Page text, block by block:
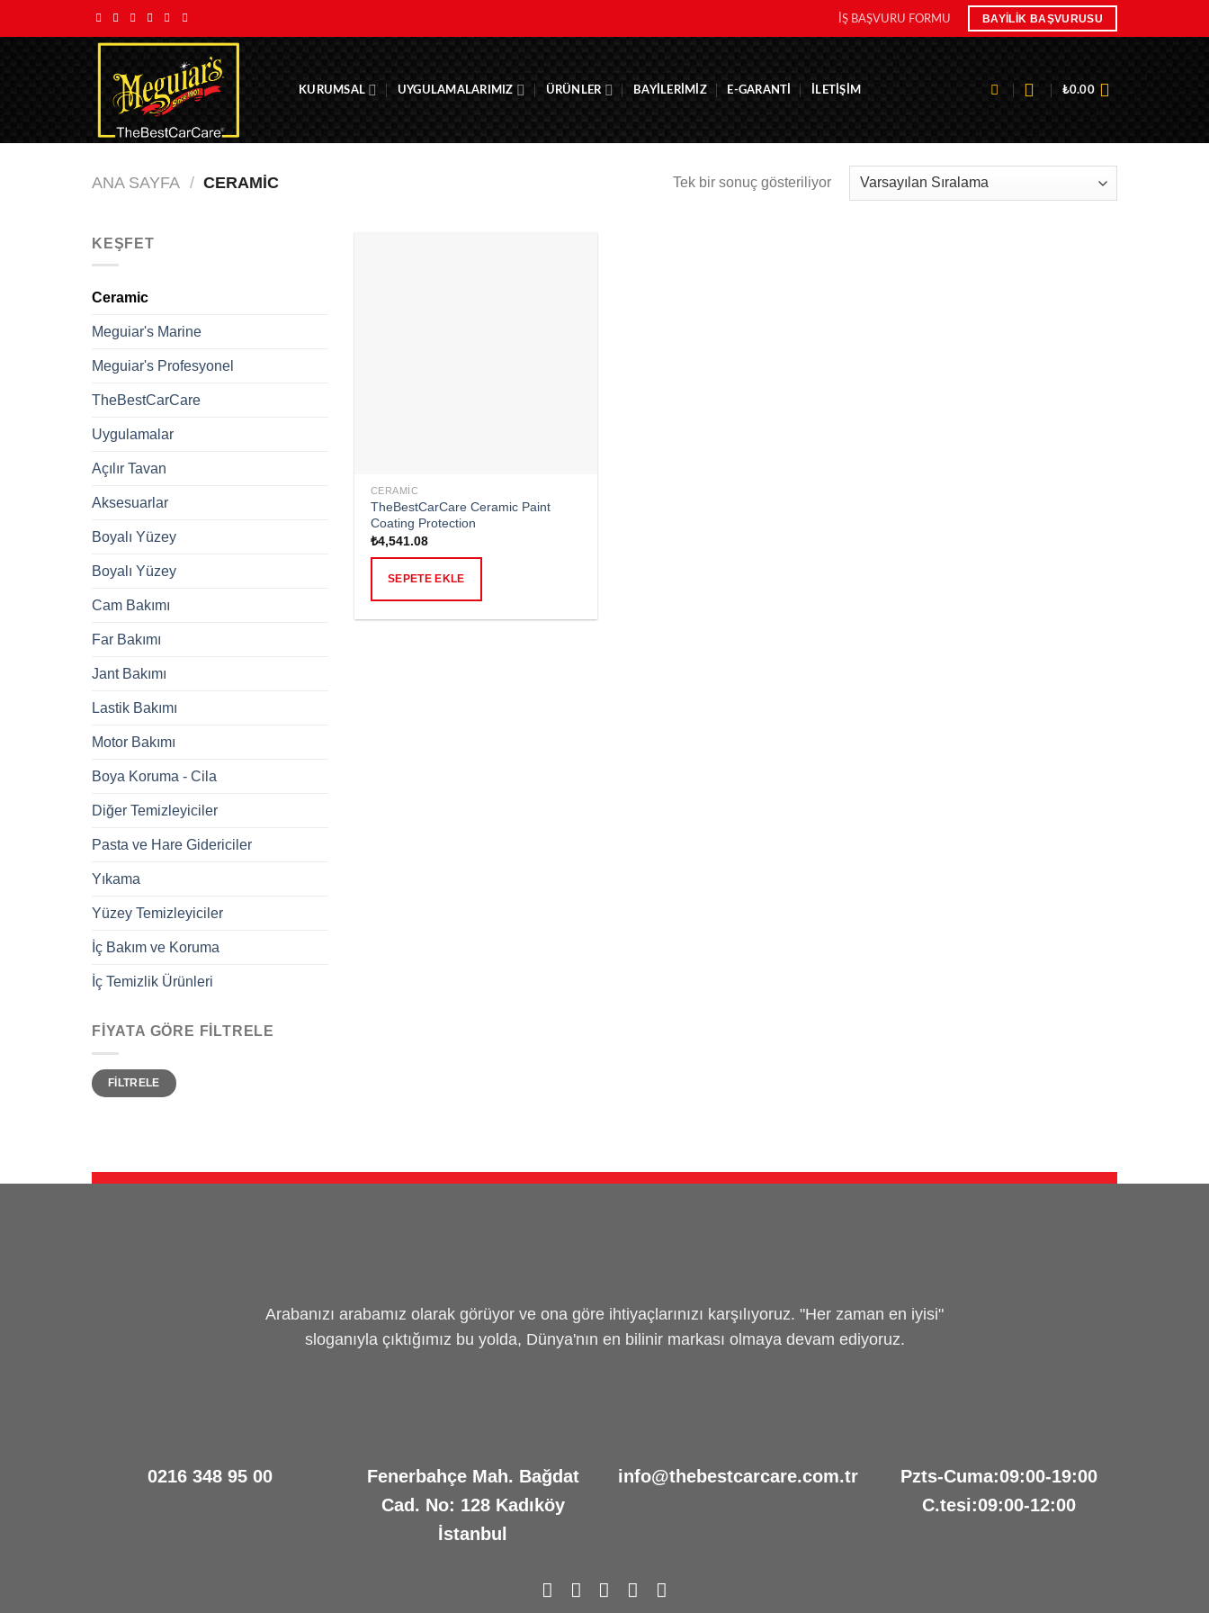
atla
İŞ BAŞVURU FORMU BAYILIK BAŞVURUSU
KURUMSAL UYGULAMALARIMIZ ÜRÜNLER BAYILERIMIZ E-GARANTI ILETIŞIM ₺0.00
ANA SAYFA / CERAMIC Tek bir sonuç gösteriliyor
KEŞFET
Ceramic
Meguiar's Marine
Meguiar's Profesyonel
TheBestCarCare
Uygulamalar
Açılır Tavan
Aksesuarlar
Boyalı Yüzey
Boyalı Yüzey
Cam Bakımı
Far Bakımı
Jant Bakımı
Lastik Bakımı
Motor Bakımı
Boya Koruma - Cila
Diğer Temizleyiciler
Pasta ve Hare Gidericiler
Yıkama
Yüzey Temizleyiciler
İç Bakım ve Koruma
İç Temizlik Ürünleri
FIYATA GÖRE FILTRELE
En
düşük
fiyat
En
yüksek
fiyat
FILTRELE
CERAMIC
TheBestCarCare Ceramic Paint
Coating Protection
₺4,541.08
SEPETE EKLE
Arabanızı arabamız olarak görüyor ve ona göre ihtiyaçlarınızı karşılıyoruz. "Her zaman en iyisi"
sloganıyla çıktığımız bu yolda, Dünya'nın en bilinir markası olmaya devam ediyoruz.
0216 348 95 00
Fenerbahçe Mah. Bağdat
Cad. No: 128 Kadıköy
İstanbul
info@thebestcarcare.com.tr
Pzts-Cuma:09:00-19:00
C.tesi:09:00-12:00